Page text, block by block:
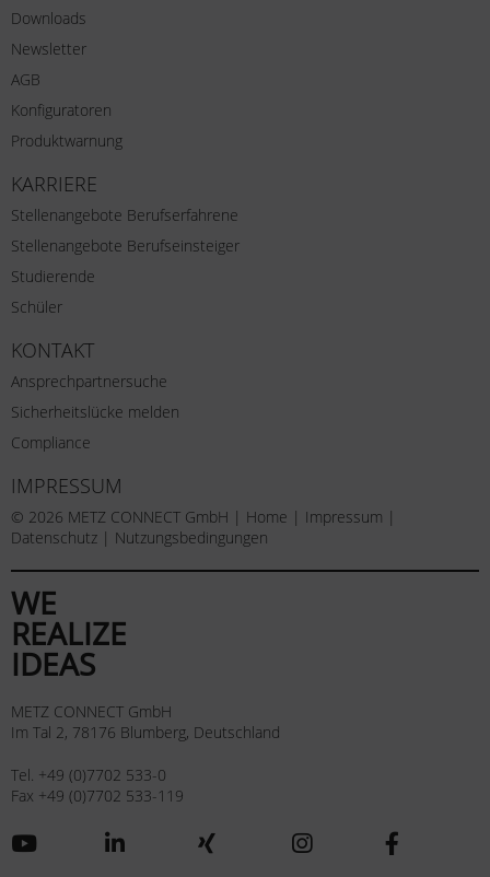
Downloads
Newsletter
AGB
Konfiguratoren
Produktwarnung
KARRIERE
Stellenangebote Berufserfahrene
Stellenangebote Berufseinsteiger
Studierende
Schüler
KONTAKT
Ansprechpartnersuche
Sicherheitslücke melden
Compliance
IMPRESSUM
© 2026 METZ CONNECT GmbH | Home | Impressum |
Datenschutz | Nutzungsbedingungen
WE
REALIZE
IDEAS
METZ CONNECT GmbH
Im Tal 2, 78176 Blumberg, Deutschland
Tel. +49 (0)7702 533-0
Fax +49 (0)7702 533-119